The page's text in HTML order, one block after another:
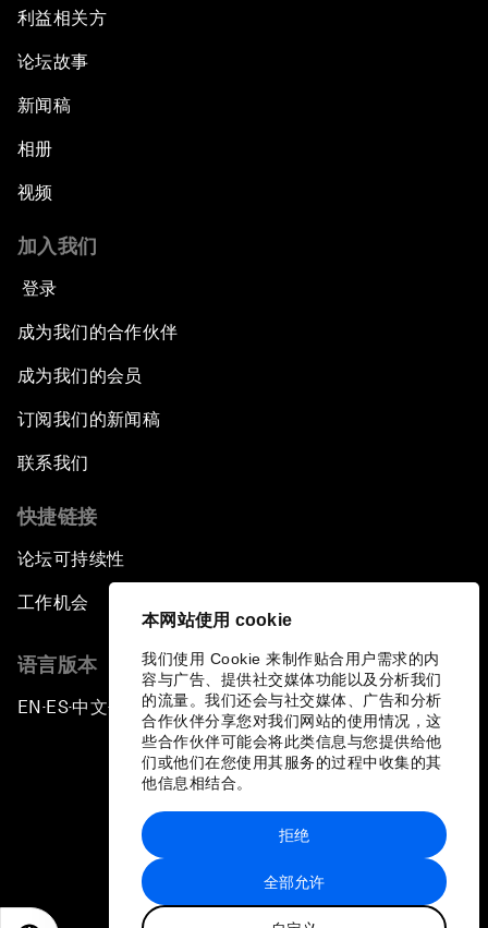
本网站使用 cookie
我们使用 Cookie 来制作贴合用户需求的内
容与广告、提供社交媒体功能以及分析我们
的流量。我们还会与社交媒体、广告和分析
合作伙伴分享您对我们网站的使用情况，这
些合作伙伴可能会将此类信息与您提供给他
们或他们在您使用其服务的过程中收集的其
他信息相结合。
全部允许
拒绝
利益相关方
论坛故事
新闻稿
相册
视频
加入我们
登录
成为我们的合作伙伴
成为我们的会员
订阅我们的新闻稿
联系我们
快捷链接
论坛可持续性
工作机会
语言版本
EN ▪ ES▪中文▪ 日本語
站点地图